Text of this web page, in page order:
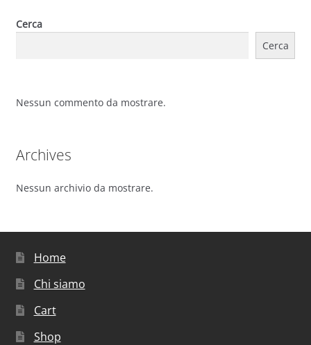
Cerca
Cerca
Nessun commento da mostrare.
Archives
Nessun archivio da mostrare.
Home
Chi siamo
Cart
Shop